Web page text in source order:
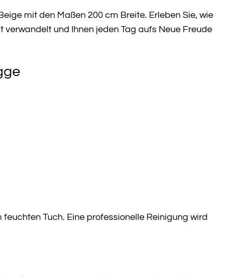
mit den Maßen 200 cm Breite. Erleben Sie, wie
und Ihnen jeden Tag aufs Neue Freude
Tuch. Eine professionelle Reinigung wird